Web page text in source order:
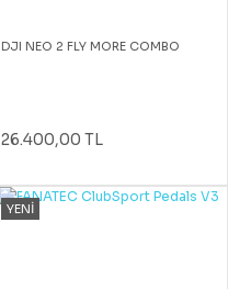
DJI NEO 2 FLY MORE COMBO
26.400,00 TL
YENİ